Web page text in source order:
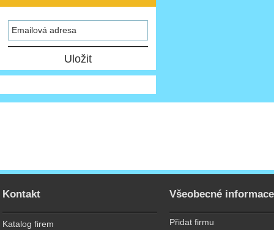
Kontakt
Katalog firem
Všeobecné informace
Přidat firmu